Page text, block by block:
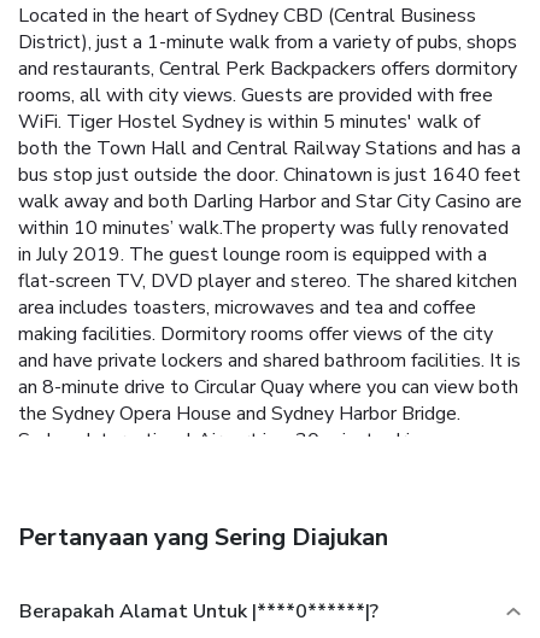
Located in the heart of Sydney CBD (Central Business
District), just a 1-minute walk from a variety of pubs, shops
and restaurants, Central Perk Backpackers offers dormitory
rooms, all with city views. Guests are provided with free
WiFi. Tiger Hostel Sydney is within 5 minutes' walk of
both the Town Hall and Central Railway Stations and has a
bus stop just outside the door. Chinatown is just 1640 feet
walk away and both Darling Harbor and Star City Casino are
within 10 minutes’ walk.The property was fully renovated
in July 2019. The guest lounge room is equipped with a
flat-screen TV, DVD player and stereo. The shared kitchen
area includes toasters, microwaves and tea and coffee
making facilities. Dormitory rooms offer views of the city
and have private lockers and shared bathroom facilities. It is
an 8-minute drive to Circular Quay where you can view both
the Sydney Opera House and Sydney Harbor Bridge.
Sydney International Airport is a 30-minute drive away.
Pertanyaan yang Sering Diajukan
Berapakah Alamat Untuk |****0******|?